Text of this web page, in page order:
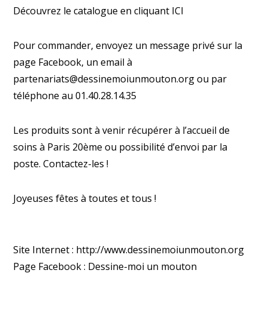
Découvrez le catalogue en cliquant ICI
Pour commander, envoyez un message privé sur la
page Facebook, un email à
partenariats@dessinemoiunmouton.org ou par
téléphone au 01.40.28.14.35
Les produits sont à venir récupérer à l’accueil de
soins à Paris 20ème ou possibilité d’envoi par la
poste. Contactez-les !
Joyeuses fêtes àtoutes et tous !
Site Internet : http://www.dessinemoiunmouton.org
Page Facebook : Dessine-moi un mouton